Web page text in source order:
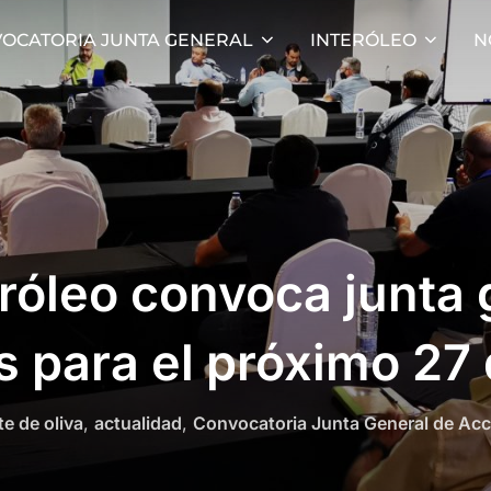
JUNTA GENERAL INTERÓLEO
convoca junta
para el próximo 27
de oliva, actualidad, Convocatoria Junta General de